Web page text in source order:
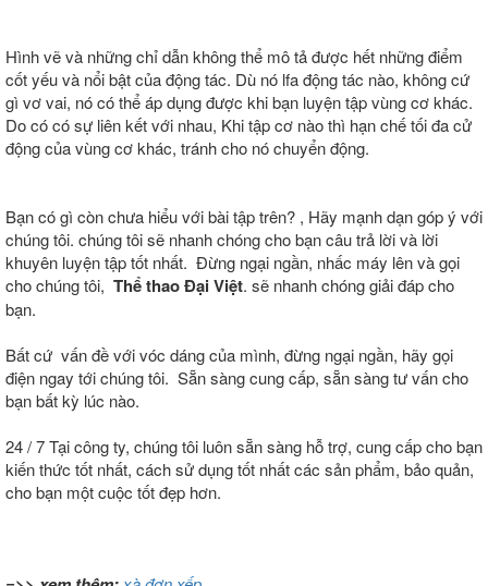
Hình vẽ và những chỉ dẫn không thể mô tả được hết những điểm
cốt yếu và nổi bật của động tác. Dù nó lfa động tác nào, không cứ
gì vơ vai, nó có thể áp dụng được khi bạn luyện tập vùng cơ khác.
Do có có sự liên kết với nhau, Khi tập cơ nào thì hạn chế tối đa cử
động của vùng cơ khác, tránh cho nó chuyển động.
Bạn có gì còn chưa hiểu với bài tập trên? , Hãy mạnh dạn góp ý với
chúng tôi. chúng tôi sẽ nhanh chóng cho bạn câu trả lời và lời
khuyên luyện tập tốt nhất. Đừng ngại ngần, nhấc máy lên và gọi
cho chúng tôi, Thể thao Đại Việt. sẽ nhanh chóng giải đáp cho
bạn.
Bất cứ vấn đề với vóc dáng của mình, đừng ngại ngần, hãy gọi
điện ngay tới chúng tôi. Sẵn sàng cung cấp, sẵn sàng tư vấn cho
bạn bất kỳ lúc nào.
24 / 7 Tại công ty, chúng tôi luôn sẵn sàng hỗ trợ, cung cấp cho bạn
kiến thức tốt nhất, cách sử dụng tốt nhất các sản phẩm, bảo quản,
cho bạn một cuộc tốt đẹp hơn.